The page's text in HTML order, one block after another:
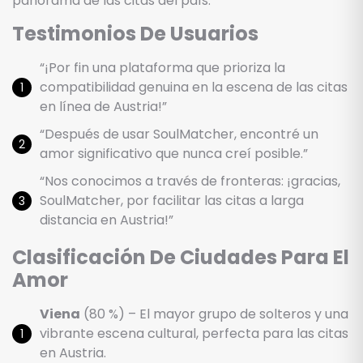
Testimonios De Usuarios
“¡Por fin una plataforma que prioriza la
compatibilidad genuina en la escena de las citas
en línea de Austria!”
“Después de usar SoulMatcher, encontré un
amor significativo que nunca creí posible.”
“Nos conocimos a través de fronteras: ¡gracias,
SoulMatcher, por facilitar las citas a larga
distancia en Austria!”
Clasificación De Ciudades Para El
Amor
Viena (80 %) – El mayor grupo de solteros y una
vibrante escena cultural, perfecta para las citas
en Austria.